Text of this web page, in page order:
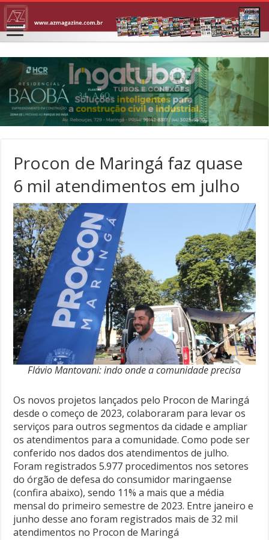
Procon de Maringá faz quase
6 mil atendimentos em julho
Flávio Mantovani: indo onde a comunidade precisa
Os novos projetos lançados pelo Procon de Maringá
desde o começo de 2023, colaboraram para levar os
serviços para outros segmentos da cidade e ampliar
os atendimentos para a comunidade. Como pode ser
conferido nos dados dos atendimentos de julho.
Foram registrados 5.977 procedimentos nos setores
do órgão de defesa do consumidor maringaense
(confira abaixo), sendo 11% a mais que a média
mensal do primeiro semestre de 2023. Entre janeiro e
junho desse ano foram registrados mais de 32 mil
atendimentos no Procon de Maringá